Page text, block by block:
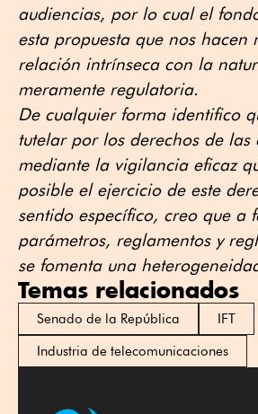
audiencias, por lo cual el
esta propuesta que nos hacen
relación intrínseca con la
meramente regulatoria.
De cualquier forma identifico
tutelar por los derechos de las
mediante la vigilancia eficaz
posible el ejercicio de este
sentido específico, creo que a
parámetros, reglamentos y
se fomenta una
Temas relacionados
Senado de la República
IFT
Industria de telecomunicaciones